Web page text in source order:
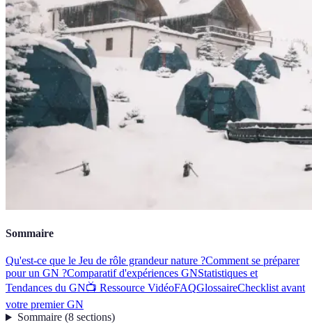
Sommaire
Qu'est-ce que le Jeu de rôle grandeur nature ?Comment se préparer
pour un GN ?Comparatif d'expériences GNStatistiques et
Tendances du GN📺 Ressource VidéoFAQGlossaireChecklist avant
votre premier GN
Sommaire(8 sections)